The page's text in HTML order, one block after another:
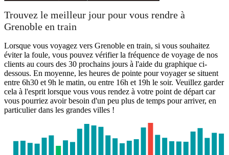
Trouvez le meilleur jour pour vous rendre à
Grenoble en train
Lorsque vous voyagez vers Grenoble en train, si vous souhaitez
éviter la foule, vous pouvez vérifier la fréquence de voyage de nos
clients au cours des 30 prochains jours à l'aide du graphique ci-
dessous. En moyenne, les heures de pointe pour voyager se situent
entre 6h30 et 9h le matin, ou entre 16h et 19h le soir. Veuillez garder
cela à l'esprit lorsque vous vous rendez à votre point de départ car
vous pourriez avoir besoin d'un peu plus de temps pour arriver, en
particulier dans les grandes villes !